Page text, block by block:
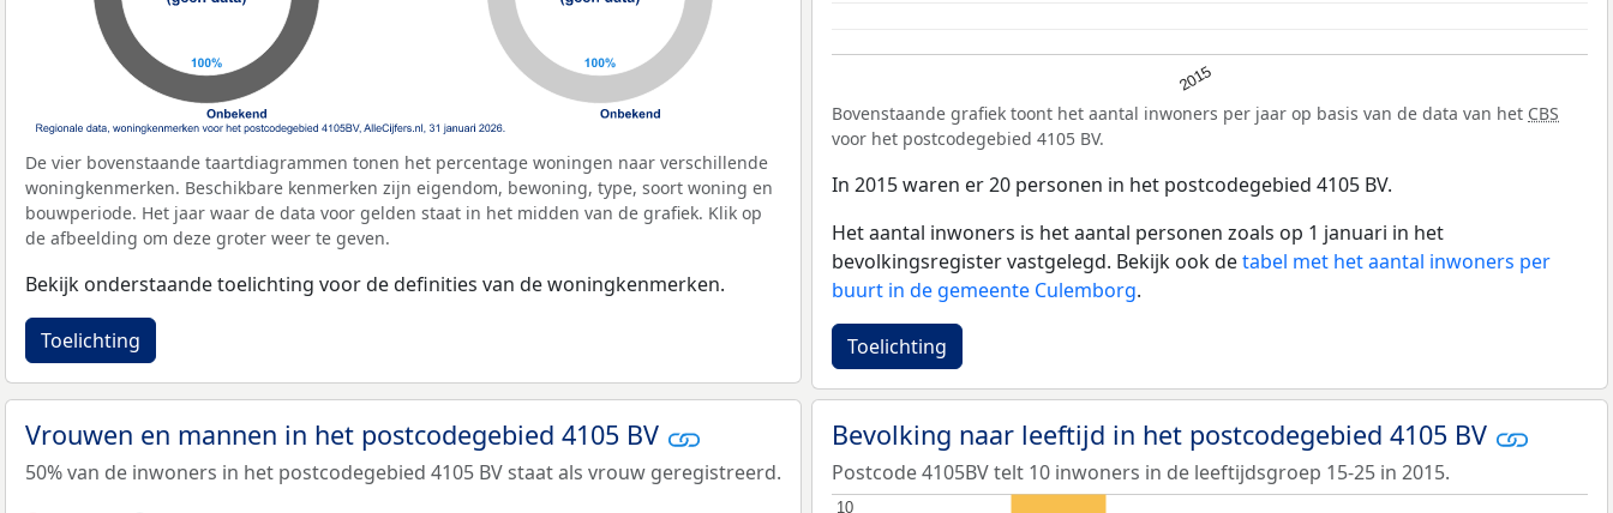
De vier bovenstaande taartdiagrammen tonen het percentage woningen naar verschillende
woningkenmerken. Beschikbare kenmerken zijn eigendom, bewoning, type, soort woning en
bouwperiode. Het jaar waar de data voor gelden staat in het midden van de grafiek. Klik op
de afbeelding om deze groter weer te geven.
Bekijk onderstaande toelichting voor de definities van de woningkenmerken.
Toelichting
2015
Bovenstaande grafiek toont het aantal inwoners per jaar op basis van de data van het CBS
voor het postcodegebied 4105 BV.
In 2015 waren er 20 personen in het postcodegebied 4105 BV.
Het aantal inwoners is het aantal personen zoals op 1 januari in het
bevolkingsregister vastgelegd. Bekijk ook detabel met het aantal inwoners per
buurt in de gemeente Culemborg.
Toelichting
Vrouwen en mannen in het postcodegebied 4105 BV
50% van de inwoners in het postcodegebied 4105 BV staat als vrouw geregistreerd.
Bevolking naar leeftijd in het postcodegebied 4105 BV
Postcode 4105BV telt 10 inwoners in de leeftijdsgroep 15-25 in 2015.
10
10